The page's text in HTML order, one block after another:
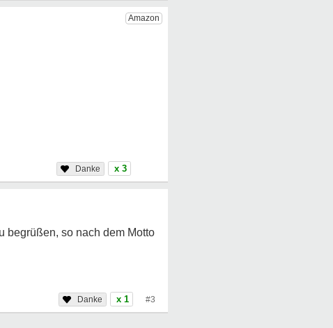
x 3
begrüßen, so nach dem Motto
x 1 #3